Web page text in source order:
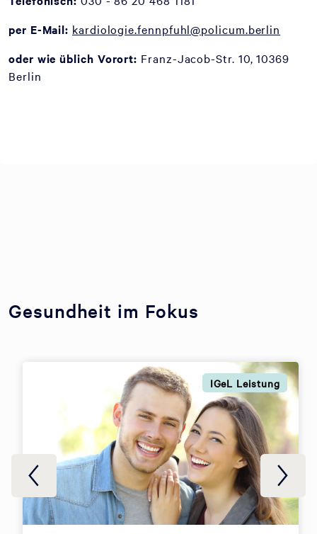
per E-Mail: kardiologie.fennpfuhl@policum.berlin
oder wie üblich Vorort: Franz-Jacob-Str. 10, 10369
Berlin
Gesundheit im Fokus
IGeL Leistung